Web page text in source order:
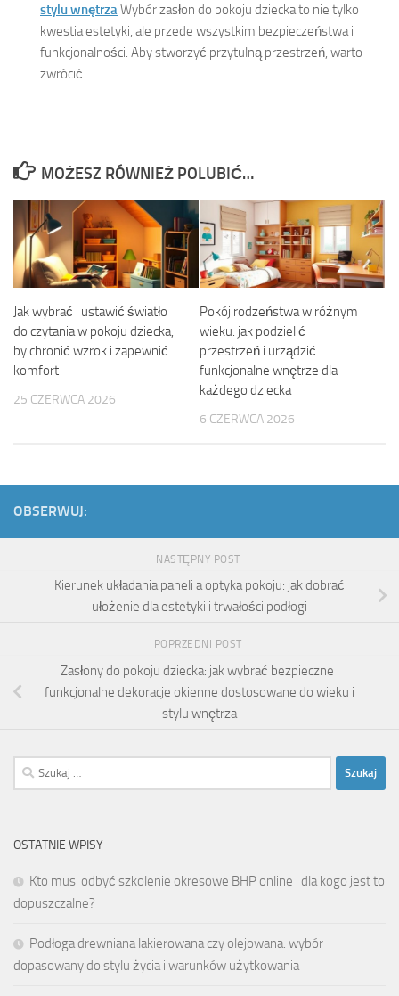
stylu wnętrza Wybór zasłon do pokoju dziecka to nie tylko
kwestia estetyki, ale przede wszystkim bezpieczeństwa i
funkcjonalności. Aby stworzyć przytulną przestrzeń, warto
zwrócić...
MOŻESZ RÓWNIEŻ POLUBIĆ…
Jak wybrać i ustawić światło
do czytania w pokoju dziecka,
by chronić wzrok i zapewnić
komfort
25 CZERWCA 2026
Pokój rodzeństwa w różnym
wieku: jak podzielić
przestrzeń i urządzić
funkcjonalne wnętrze dla
każdego dziecka
6 CZERWCA 2026
OBSERWUJ:
NASTĘPNY POST
Kierunek układania paneli a optyka pokoju: jak dobrać
ułożenie dla estetyki i trwałości podłogi
POPRZEDNI POST
Zasłony do pokoju dziecka: jak wybrać bezpieczne i
funkcjonalne dekoracje okienne dostosowane do wieku i
stylu wnętrza
Szukaj:
OSTATNIE WPISY
Kto musi odbyć szkolenie okresowe BHP online i dla kogo jest to
dopuszczalne?
Podłoga drewniana lakierowana czy olejowana: wybór
dopasowany do stylu życia i warunków użytkowania